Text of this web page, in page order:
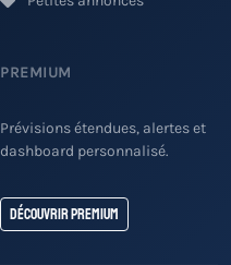
PREMIUM
Prévisions étendues, alertes et
dashboard personnalisé.
Découvrir Premium